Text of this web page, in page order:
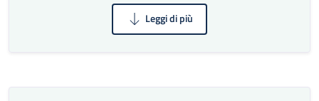
titolo
20 gg senza
autocertificazione